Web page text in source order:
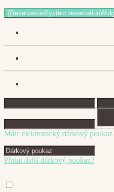
Máte elektronický dárkový poukaz
Přidat další dárkový poukaz?